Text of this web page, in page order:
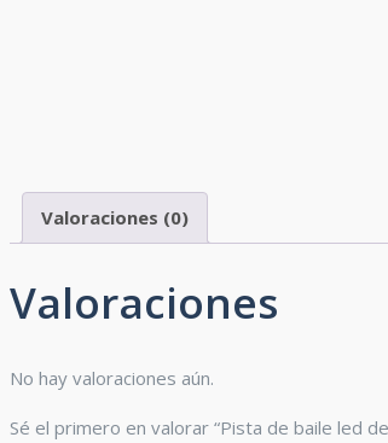
Valoraciones (0)
Valoraciones
No hay valoraciones aún.
Sé el primero en valorar “Pista de baile led